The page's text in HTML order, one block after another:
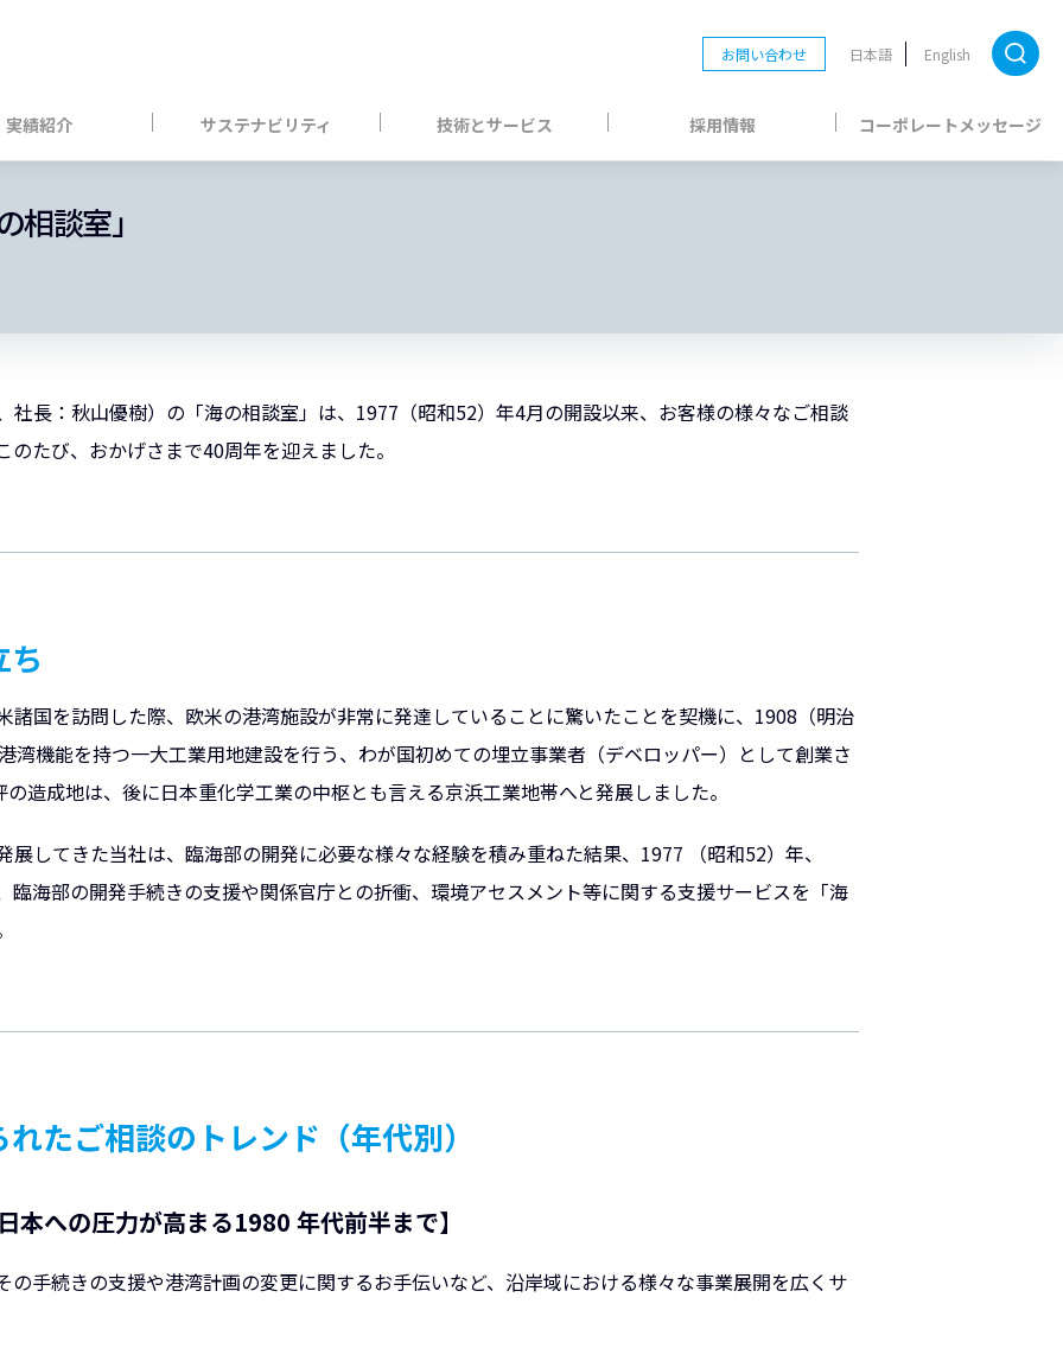
お問い合わせ 日本語 English
実績紹介 サステナビリティ 技術とサービス 採用情報 コーポレートメッセージ
相談室」
社長：秋山優樹）の「海の相談室」は、1977（昭和52）年4月の開設以来、お客様の様々なご相談
たび、おかげさまで40周年を迎えました。
ち
諸国を訪問した際、欧米の港湾施設が非常に発達していることに驚いたことを契機に、1908（明治
湾機能を持つ一大工業用地建設を行う、わが国初めての埋立事業者（デベロッパー）として創業さ
造成地は、後に日本重化学工業の中枢とも言える京浜工業地帯へと発展しました。
してきた当社は、臨海部の開発に必要な様々な経験を積み重ねた結果、1977 （昭和52）年、
臨海部の開発手続きの支援や関係官庁との折衝、環境アセスメント等に関する支援サービスを「海
たご相談のトレンド（年代別）
本への圧力が高まる1980 年代前半まで】
の手続きの支援や港湾計画の変更に関するお手伝いなど、沿岸域における様々な事業展開を広くサ